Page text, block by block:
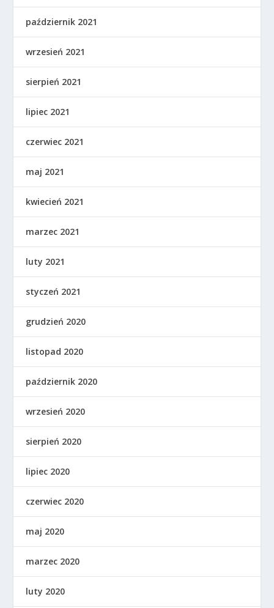
październik 2021
wrzesień 2021
sierpień 2021
lipiec 2021
czerwiec 2021
maj 2021
kwiecień 2021
marzec 2021
luty 2021
styczeń 2021
grudzień 2020
listopad 2020
październik 2020
wrzesień 2020
sierpień 2020
lipiec 2020
czerwiec 2020
maj 2020
marzec 2020
luty 2020